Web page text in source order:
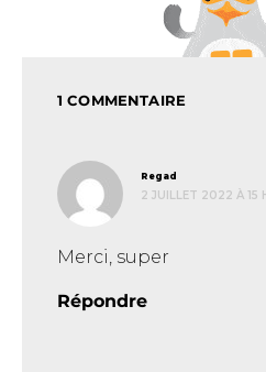
1 COMMENTAIRE
Regad
2 JUILLET 2022 À 15
Merci, super
Répondre